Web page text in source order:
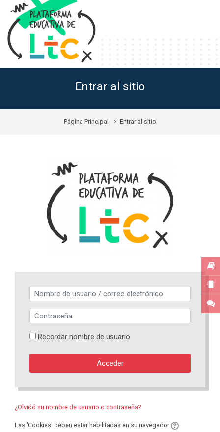
Entrar al sitio
Página Principal Entrar al sitio
Plataforma LTC: Acceder
Nombre de usuario / correo electrónico
Contraseña
Recordar nombre de usuario
Acceder
¿Olvidó su nombre de usuario o contraseña?
Las 'Cookies' deben estar habilitadas en su navegador